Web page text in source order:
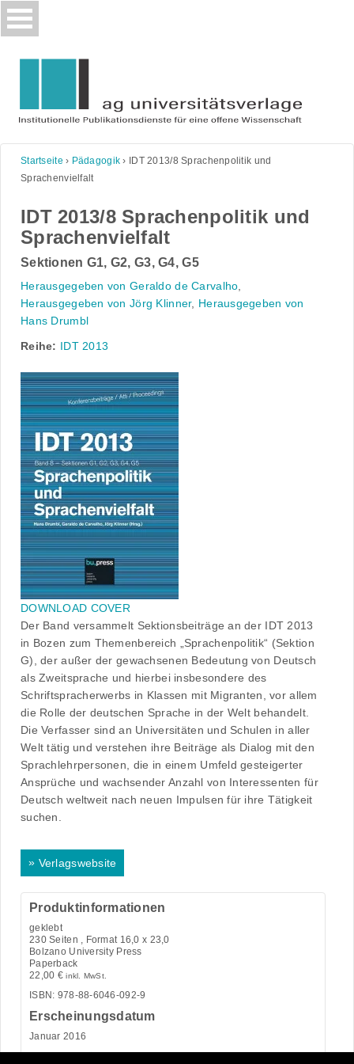
Skip
to
Startseite › Pädagogik ›
IDT 2013/8 Sprachenpolitik und
Sprachenvielfalt
IDT 2013/8 Sprachenpolitik und
Sprachenvielfalt
Sektionen G1, G2, G3, G4, G5
Herausgegeben von Geraldo de Carvalho,
Herausgegeben von Jörg Klinner, Herausgegeben von
Hans Drumbl
Reihe: IDT 2013
DOWNLOAD COVER
Der Band versammelt Sektionsbeiträge an der IDT 2013
in Bozen zum Themenbereich „Sprachenpolitik“ (Sektion
G), der außer der gewachsenen Bedeutung von Deutsch
als Zweitsprache und hierbei insbesondere des
Schriftspracherwerbs in Klassen mit Migranten, vor allem
die Rolle der deutschen Sprache in der Welt behandelt.
Die Verfasser sind an Universitäten und Schulen in aller
Welt tätig und verstehen ihre Beiträge als Dialog mit den
Sprachlehrpersonen, die in einem Umfeld gesteigerter
Ansprüche und wachsender Anzahl von Interessenten für
Deutsch weltweit nach neuen Impulsen für ihre Tätigkeit
suchen.
» Verlagswebsite
Produktinformationen
geklebt
230Seiten , Format 16,0 x 23,0
Bolzano University Press
Paperback
22,00 € inkl. MwSt.
ISBN: 978-88-6046-092-9
Erscheinungsdatum
Januar 2016
Kategorie: Pädagogik